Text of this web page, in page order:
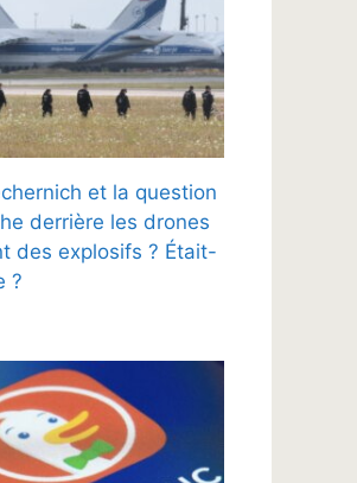
et la question
derrière les drones
des explosifs ? Était-
?